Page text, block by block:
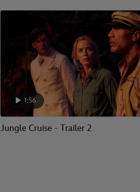
1:56
Jungle Cruise - Trailer 2